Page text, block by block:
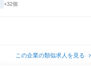
+32個
この企業の類似求人を見る